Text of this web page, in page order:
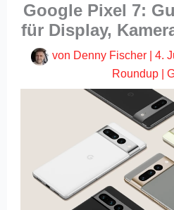
Google Pixel 7:
für Display,
von Denny Fischer 4.
Roundup